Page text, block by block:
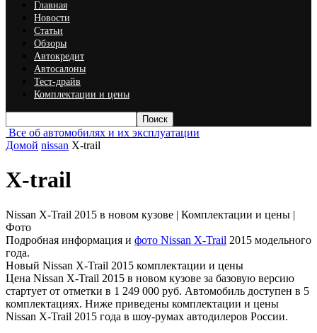
Главная
Новости
Статьи
Обзоры
Автокредит
Автосалоны
Тест-драйв
Комплектации и цены
Все об автомобилях и их эксплуатации
Домой nissan X-trail
X-trail
Nissan X-Trail 2015 в новом кузове | Комплектации и цены |
Фото
Подробная информация и фото Nissan X-Trail 2015 модельного
года.
Новый Nissan X-Trail 2015 комплектации и цены
Цена Nissan X-Trail 2015 в новом кузове за базовую версию
стартует от отметки в 1 249 000 руб. Автомобиль доступен в 5
комплектациях. Ниже приведены комплектации и цены
Nissan X-Trail 2015 года в шоу-румах автодилеров России.